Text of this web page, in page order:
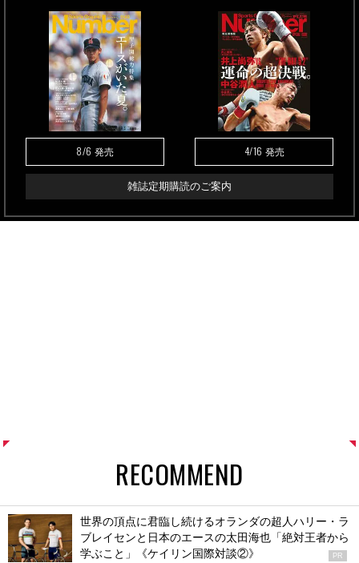
8/6 発売 4/16 発売
雑誌定期購読のご案内
RECOMMEND
世界の頂点に君臨し続けるオランダの超人ハリー・ラ
ブレイセンと日本のエースの太田海也「絶対王者から
学ぶこと」《ケイリン国際対談②》
PR